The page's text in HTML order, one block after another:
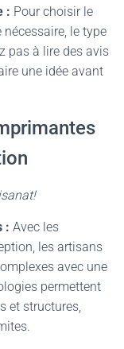
: Pour choisir le
le type
pas à lire des avis
une idée avant
: Avec les
les artisans
avec une
permettent
et structures,